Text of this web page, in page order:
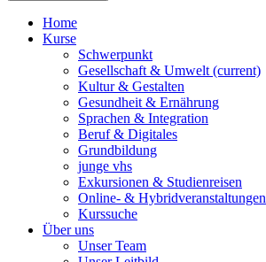
Home
Kurse
Schwerpunkt
Gesellschaft & Umwelt (current)
Kultur & Gestalten
Gesundheit & Ernährung
Sprachen & Integration
Beruf & Digitales
Grundbildung
junge vhs
Exkursionen & Studienreisen
Online- & Hybridveranstaltungen
Kurssuche
Über uns
Unser Team